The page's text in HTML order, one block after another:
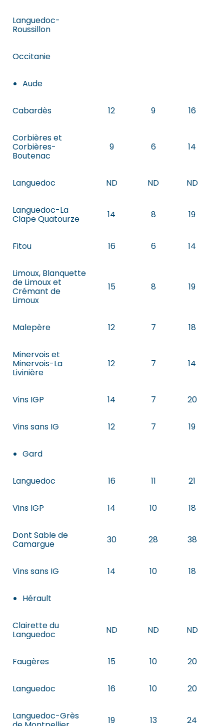
Languedoc-
Roussillon
Occitanie
Aude
Cabardès 12 9 16
Corbières et
Corbières-
Boutenac
9 6 14
Languedoc ND ND ND
Languedoc-La
Clape Quatourze 14 8 19
Fitou 16 6 14
Limoux, Blanquette
de Limoux et
Crémant de
Limoux
15 8 19
Malepère 12 7 18
Minervois et
Minervois-La
Livinière
12 7 14
Vins IGP 14 7 20
Vins sans IG 12 7 19
Gard
Languedoc 16 11 21
Vins IGP 14 10 18
Dont Sable de
Camargue 30 28 38
Vins sans IG 14 10 18
Hérault
Clairette du
Languedoc ND ND ND
Faugères 15 10 20
Languedoc 16 10 20
Languedoc-Grès 19 13 24